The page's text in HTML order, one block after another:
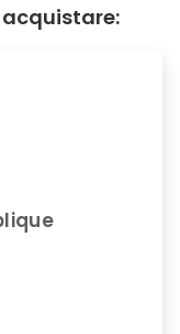
acquistare: